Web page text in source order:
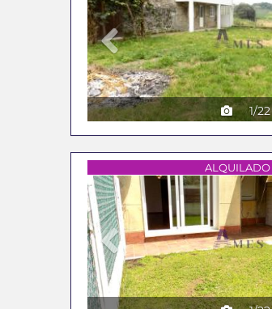
1/22
ALQUILADO
Previous